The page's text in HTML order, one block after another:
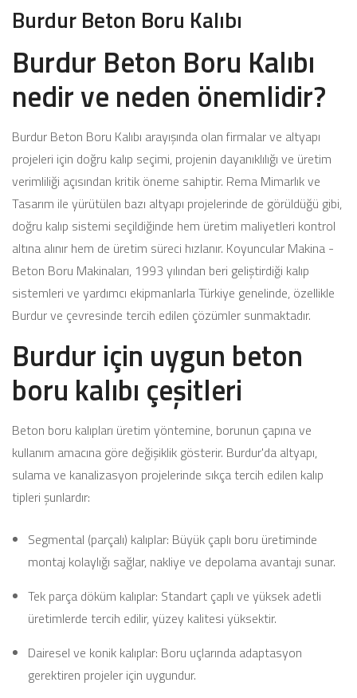
Burdur Beton Boru Kalıbı
Burdur Beton Boru Kalıbı
nedir ve neden önemlidir?
Burdur Beton Boru Kalıbı arayışında olan firmalar ve altyapı
projeleri için doğru kalıp seçimi, projenin dayanıklılığı ve üretim
verimliliği açısından kritik öneme sahiptir. Rema Mimarlık ve
Tasarım ile yürütülen bazı altyapı projelerinde de görüldüğü gibi,
doğru kalıp sistemi seçildiğinde hem üretim maliyetleri kontrol
altına alınır hem de üretim süreci hızlanır. Koyuncular Makina -
Beton Boru Makinaları, 1993 yılından beri geliştirdiği kalıp
sistemleri ve yardımcı ekipmanlarla Türkiye genelinde, özellikle
Burdur ve çevresinde tercih edilen çözümler sunmaktadır.
Burdur için uygun beton
boru kalıbı çeşitleri
Beton boru kalıpları üretim yöntemine, borunun çapına ve
kullanım amacına göre değişiklik gösterir. Burdur'da altyapı,
sulama ve kanalizasyon projelerinde sıkça tercih edilen kalıp
tipleri şunlardır:
Segmental (parçalı) kalıplar: Büyük çaplı boru üretiminde
montaj kolaylığı sağlar, nakliye ve depolama avantajı sunar.
Tek parça döküm kalıplar: Standart çaplı ve yüksek adetli
üretimlerde tercih edilir, yüzey kalitesi yüksektir.
Dairesel ve konik kalıplar: Boru uçlarında adaptasyon
gerektiren projeler için uygundur.